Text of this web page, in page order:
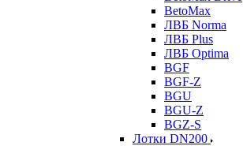
BetoMax
ЛВБ Norma
ЛВБ Plus
ЛВБ Optima
BGF
BGF-Z
BGU
BGU-Z
BGZ-S
Лотки DN200